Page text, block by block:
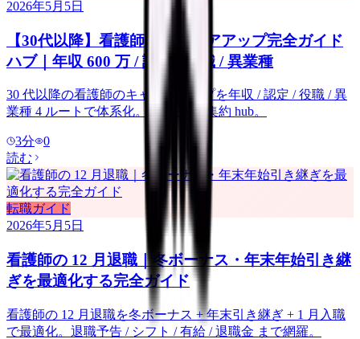
2026年5月5日
【30代以降】看護師のキャリアアップ完全ガイド
ハブ｜年収 600 万 / 認定 / 役職 / 異業種
30 代以降の看護師のキャリアアップを年収 / 認定 / 役職 / 異
業種 4 ルートで体系化。既存 12 本集約 hub。
3分
0
読む
転職ガイド
2026年5月5日
看護師の 12 月退職｜冬ボーナス・年末年始引き継
ぎを最適化する完全ガイド
看護師の 12 月退職を冬ボーナス + 年末引き継ぎ + 1 月入職
で最適化。退職予告 / シフト / 有給 / 退職金 まで網羅。